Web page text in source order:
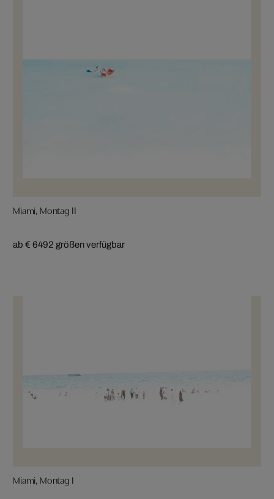
Miami, Montag II
ab € 6492 größen verfügbar
Miami, Montag I